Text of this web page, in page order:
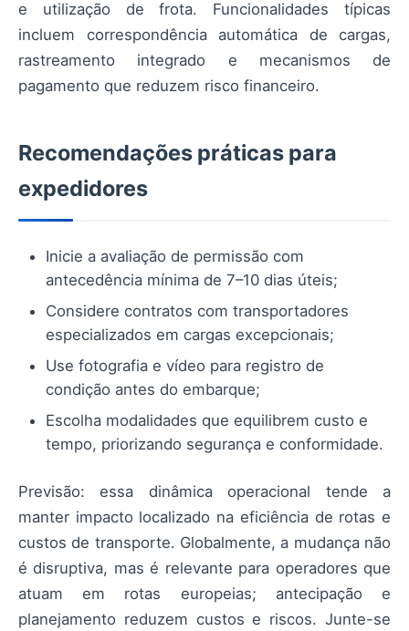
e utilização de frota. Funcionalidades típicas
incluem correspondência automática de cargas,
rastreamento integrado e mecanismos de
pagamento que reduzem risco financeiro.
Recomendações práticas para
expedidores
Inicie a avaliação de permissão com
antecedência mínima de 7–10 dias úteis;
Considere contratos com transportadores
especializados em cargas excepcionais;
Use fotografia e vídeo para registro de
condição antes do embarque;
Escolha modalidades que equilibrem custo e
tempo, priorizando segurança e conformidade.
Previsão: essa dinâmica operacional tende a
manter impacto localizado na eficiência de rotas e
custos de transporte. Globalmente, a mudança não
é disruptiva, mas é relevante para operadores que
atuam em rotas europeias; antecipação e
planejamento reduzem custos e riscos. Junte-se